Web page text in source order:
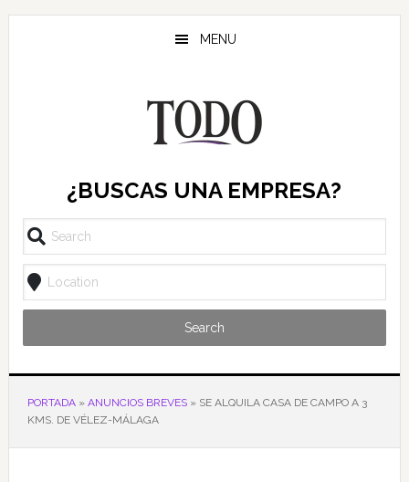
Saltar
Saltar
Saltar
MENU
¿BUSCAS UNA EMPRESA?
Search
PORTADA» ANUNCIOS BREVES» SE ALQUILA CASA DE CAMPO A 3
KMS. DE VÉLEZ-MÁLAGA